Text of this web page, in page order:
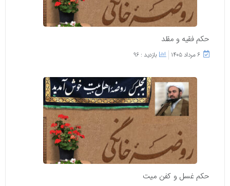
حکم فقیه و مقلد
۶ مرداد ۱۴۰۵ بازدید : 96
حکم غسل و کفن میت